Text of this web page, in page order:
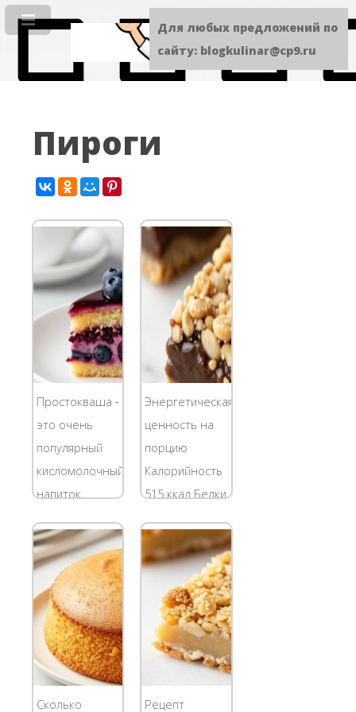
Пироги
Простокваша -
это очень
популярный
кисломолочный
напиток,
пользуется
большим
спросом в
Армении,
России, Грузии,
Украине и
Южной
Европе. Ныне
Энергетическая
ценность на
порцию
Калорийность
515 ккал Белки
Жиры 23,1
грамм
Углеводы 72,2
грамм *
Калорийность
рассчитана
продуктов. 1
Сколько
Рецепт
Для любых предложений по
сайту: blogkulinar@cp9.ru